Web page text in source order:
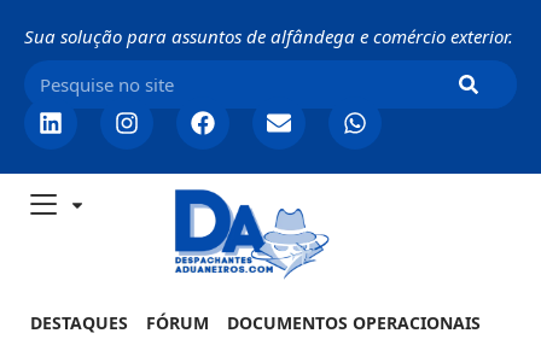
Sua solução para assuntos de alfândega e comércio exterior.
DESTAQUES FÓRUM
DOCUMENTOS OPERACIONAIS